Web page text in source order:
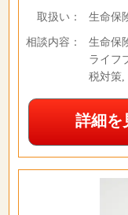
取扱い： 生命保
相談内容：
生命保
ライフ
税対策,
詳細